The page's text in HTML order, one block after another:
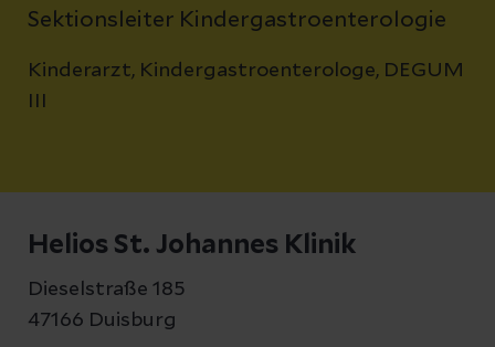
Sektionsleiter Kindergastroenterologie
Kinderarzt, Kindergastroenterologe, DEGUM
Helios St. Johannes Klinik
Dieselstraße 185
47166 Duisburg